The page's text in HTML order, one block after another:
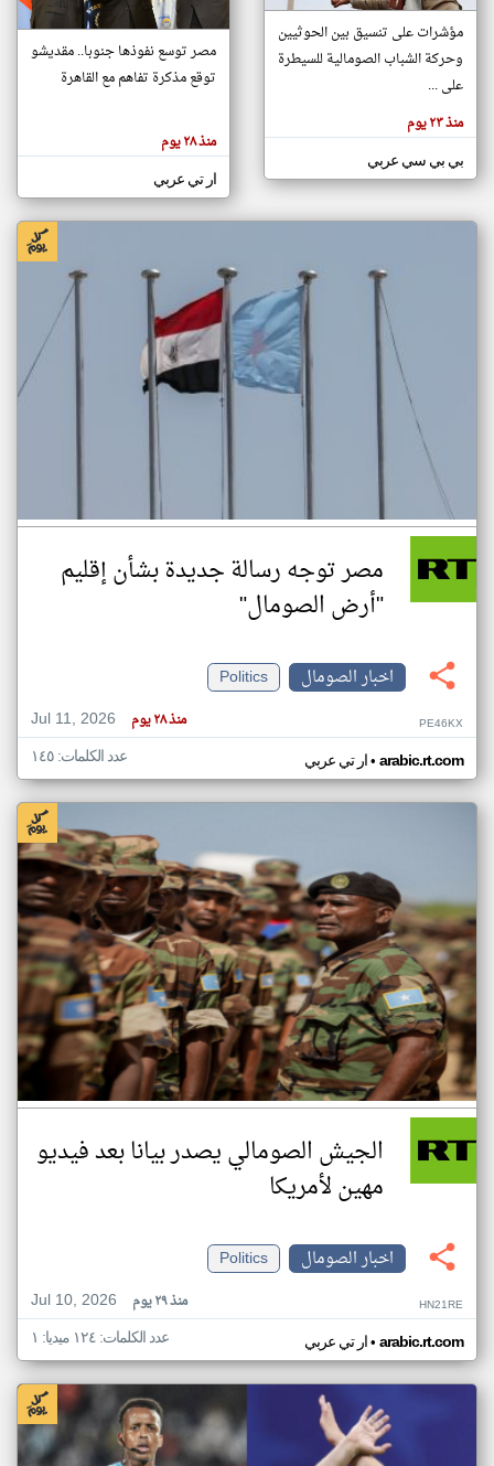
تغيير الدولة
اخبار الصومال على مدار الساعة
أهم اخبار الصومال العاجلة والمباشرة
المقالات
الموجوده
هنا عن
كاتبيها.
مؤشرات على تنسيق بين الحوثيين
وحركة الشباب الصومالية للسيطرة
على ...
منذ ٢٣ يوم
بي بي سي عربي
مصر توسع نفوذها جنوبا.. مقديشو
توقع مذكرة تفاهم مع القاهرة
منذ ٢٨ يوم
ار تي عربي
مصر توجه رسالة جديدة بشأن إقليم
"أرض الصومال"
اخبار الصومال
Politics
Jul 11, 2026
منذ ٢٨ يوم PE46KX
ار تي عربي• arabic.rt.com عدد الكلمات: ١٤٥
الجيش الصومالي يصدر بيانا بعد فيديو
مهين لأمريكا
اخبار الصومال
Politics
Jul 10, 2026
منذ ٢٩ يوم HN21RE
ار تي عربي• arabic.rt.com عدد الكلمات: ١٢٤ ميديا: ١
klyoum.com